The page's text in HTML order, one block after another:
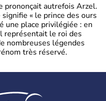
prononçait autrefois Arzel.
« le prince des ours
une place privilégiée : en
représentait le roi des
nombreuses légendes
très réservé.